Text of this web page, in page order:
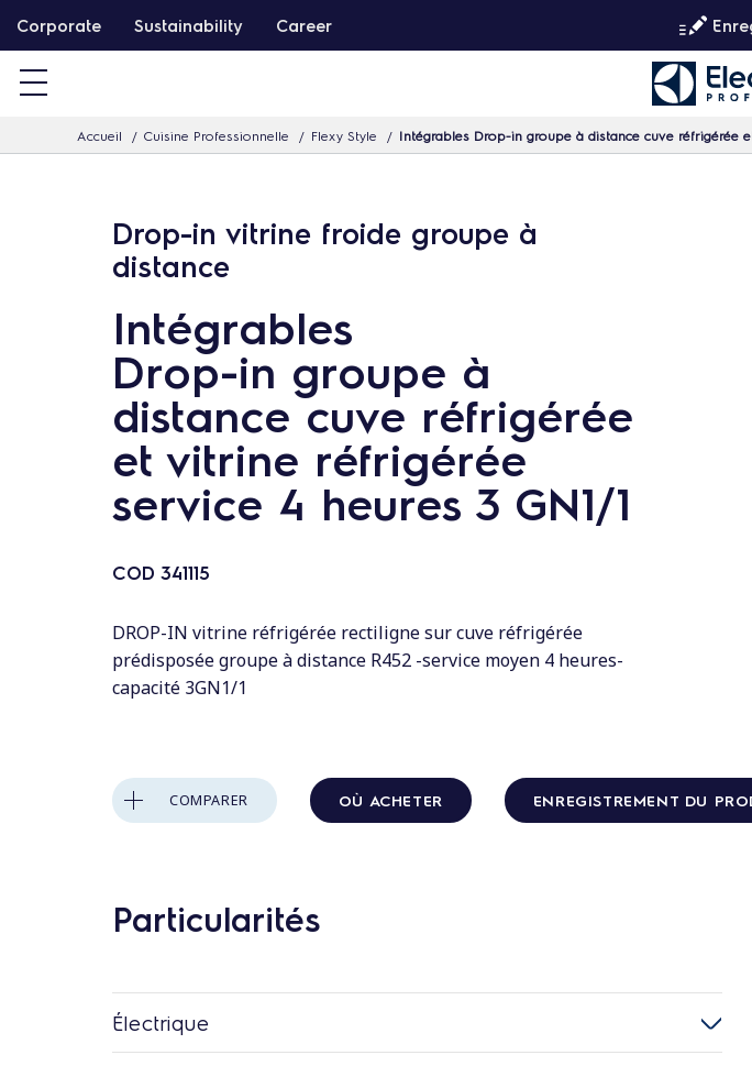
a
Corporate Sustainability Career
Accueil Cuisine Professionnelle Flexy Style Intégrables Drop-in groupe à distance cuve réfrigérée
Drop-in vitrine froide groupe à
distance
Intégrables
Drop-in groupe à
distance cuve réfrigérée
et vitrine réfrigérée
service 4 heures 3 GN1/1
COD 341115
DROP-IN vitrine réfrigérée rectiligne sur cuve réfrigérée
prédisposée groupe à distance R452 -service moyen 4 heures-
capacité 3GN1/1
COMPARER OÙ ACHETER ENREGISTREMENT DU
Particularités
Électrique